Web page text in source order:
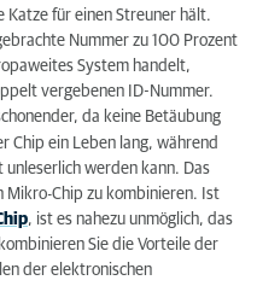
Katze für einen Streuner hält.
Nummer zu 100 Prozent
System handelt,
vergebenen ID-Nummer.
da keine Betäubung
Chip ein Leben lang, während
werden kann. Das
Mikro-Chip zu kombinieren. Ist
, ist es nahezu unmöglich, das
Sie die Vorteile der
der elektronischen